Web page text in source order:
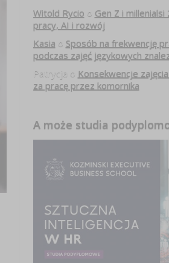
Witold Rycio o Gen Z i
pracy, AI i rozwój
Kasia o Sposób na frekwencję
podczas zajęć językowych
Patrycja o Konsekwencje
za pracę przez komornika
A może studia